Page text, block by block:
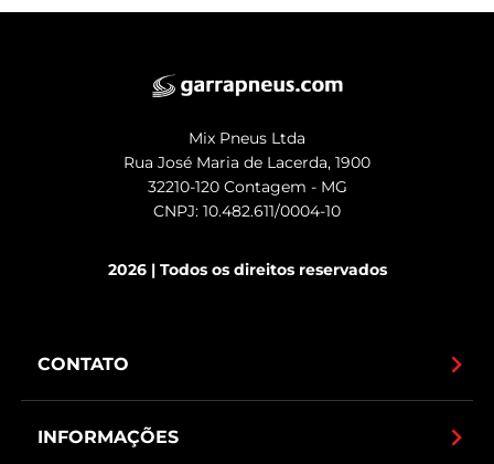
Mix Pneus Ltda
Rua José Maria de Lacerda, 1900
32210-120 Contagem - MG
CNPJ: 10.482.611/0004-10
2026 | Todos os direitos reservados
CONTATO
INFORMAÇÕES